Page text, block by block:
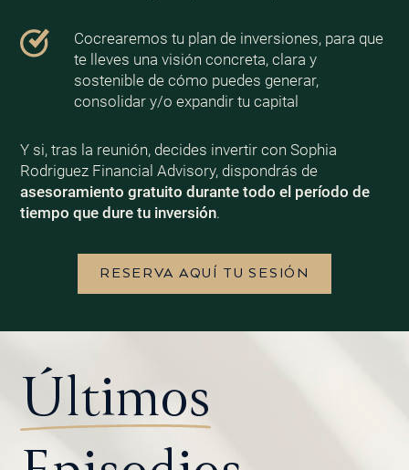
Cocrearemos tu plan de inversiones, para que
te lleves una visión concreta, clara y
sostenible de cómo puedes generar,
consolidar y/o expandir tu capital
Y si, tras la reunión, decides invertir con Sophia
Rodriguez Financial Advisory, dispondrás de
asesoramiento gratuito durante todo el período de
tiempo que dure tu inversión.
RESERVA AQUÍ TU SESIÓN
Últimos